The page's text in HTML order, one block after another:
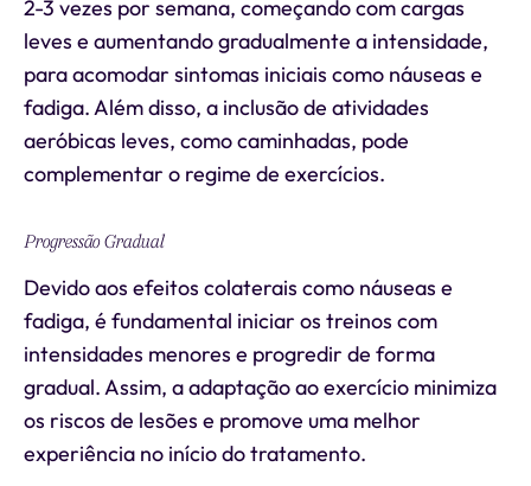
2-3 vezes por semana, começando com cargas
leves e aumentando gradualmente a intensidade,
para acomodar sintomas iniciais como náuseas e
fadiga. Além disso, a inclusão de atividades
aeróbicas leves, como caminhadas, pode
complementar o regime de exercícios.
Progressão Gradual
Devido aos efeitos colaterais como náuseas e
fadiga, é fundamental iniciar os treinos com
intensidades menores e progredir de forma
gradual. Assim, a adaptação ao exercício minimiza
os riscos de lesões e promove uma melhor
experiência no início do tratamento.